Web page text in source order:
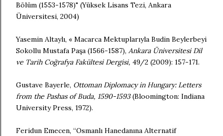
Bölüm (1553-1578)" (Yüksek Lisans Tezi, Ankara
Üniversitesi, 2004)
Yasemin Altaylı, « Macarca Mektuplarıyla Budin Beylerbeyi
Sokollu Mustafa Paşa (1566-1587), Ankara Üniversitesi Dil
ve Tarih Coğrafya Fakültesi Dergisi, 49/2 (2009): 157-171.
Gustave Bayerle, Ottoman Diplomacy in Hungary: Letters
from the Pashas of Buda, 1590-1593 (Bloomington: Indiana
University Press, 1972).
Feridun Emecen, “Osmanlı Hanedanına Alternatif